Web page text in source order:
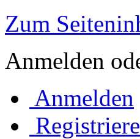
Zum
Anmelden
Anmelden